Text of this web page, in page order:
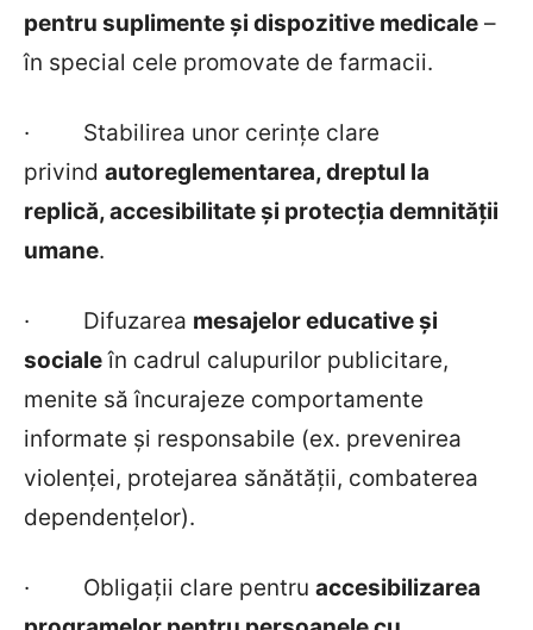
pentru suplimente și dispozitive medicale –
în special cele promovate de farmacii.
· Stabilirea unor cerințe clare
privind autoreglementarea, dreptul la
replică, accesibilitate și protecția demnității
umane.
· Difuzarea mesajelor educative și
sociale în cadrul calupurilor publicitare,
menite să încurajeze comportamente
informate și responsabile (ex. prevenirea
violenței, protejarea sănătății, combaterea
dependențelor).
· Obligații clare pentru accesibilizarea